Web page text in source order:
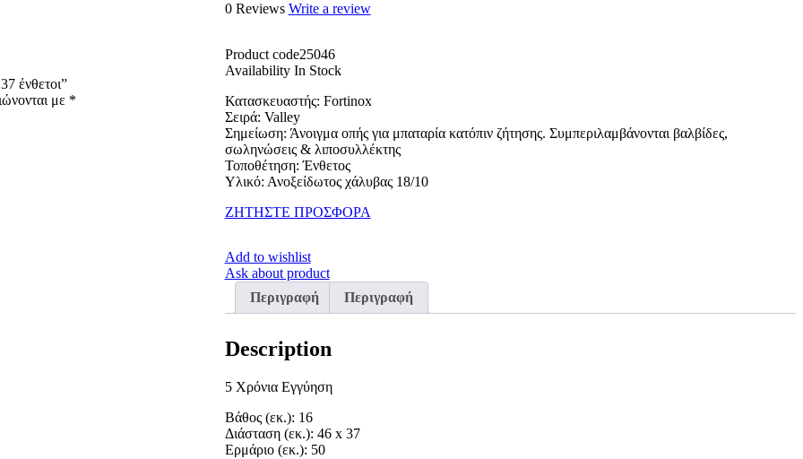
0 Reviews Write a review
Product code25046
Availability In Stock
Κατασκευαστής: Fortinox
Σειρά: Valley
Σημείωση: Άνοιγμα οπής για μπαταρία κατόπιν ζήτησης. Συμπεριλαμβάνονται βαλβίδες,
σωληνώσεις & λιποσυλλέκτης
Τοποθέτηση: Ένθετος
Υλικό: Ανοξείδωτος χάλυβας 18/10
ΖΗΤΗΣΤΕ ΠΡΟΣΦΟΡΑ
Add to wishlist
Ask about product
Περιγραφή
Περιγραφή
Description
5 Χρόνια Εγγύηση
Βάθος (εκ.): 16
Διάσταση (εκ.): 46 x 37
Ερμάριο (εκ.): 50
ένθετοι”
με *